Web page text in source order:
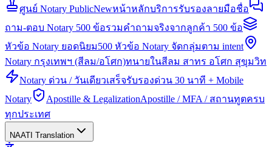
ศูนย์ Notary PublicNewหน้าหลักบริการรับรองลายมือชื่อ
ถาม-ตอบ Notary 500 ข้อรวมคำถามจริงจากลูกค้า 500 ข้อ
หัวข้อ Notary ยอดนิยม500 หัวข้อ Notary จัดกลุ่มตาม intent
Notary กรุงเทพฯ (สีลม/อโศก)ทนายในสีลม สาทร อโศก สุขุมวิท
Notary ด่วน / วันเดียวเสร็จรับรองด่วน 30 นาที + Mobile
Notary
Apostille & LegalizationApostille / MFA / สถานทูตครบ
ทุกประเทศ
NAATI Translation